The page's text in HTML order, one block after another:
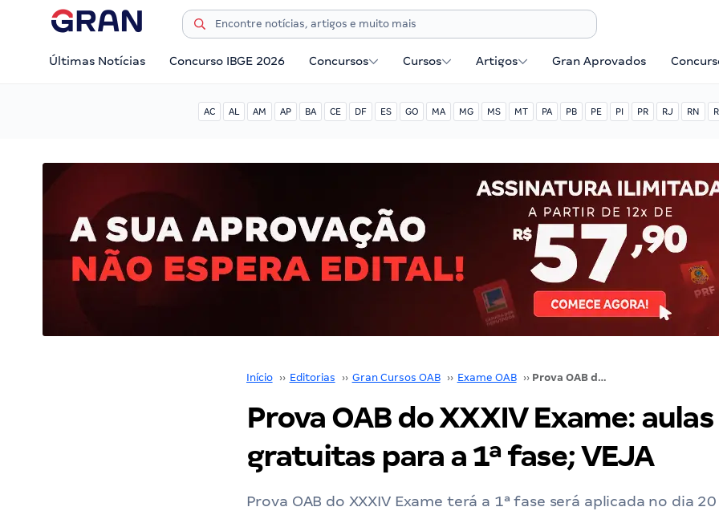
Últimas Notícias Concurso IBGE 2026 Concursos Cursos Artigos Gran Aprovados
AC AL AM AP BA CE DF ES GO MA MG MS MT PA PB PE PI PR RJ RN
Início ›› Editorias ›› Gran Cursos OAB ›› Exame OAB ›› Prova OAB do XXXIV Exame: aulas gratuitas para a 1ª fase; VEJA
Prova OAB do XXXIV Exame: aulas
gratuitas para a 1ª fase; VEJA
Prova OAB do XXXIV Exame terá a 1ª fase será aplicada no dia